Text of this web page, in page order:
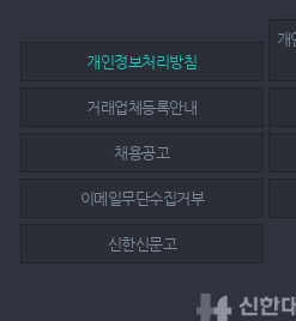
개인정보처리방침
개
거래업체등록안내
채용공고
이메일무단수집거부
신한신문고